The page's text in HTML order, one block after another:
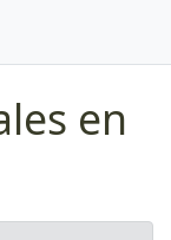
en